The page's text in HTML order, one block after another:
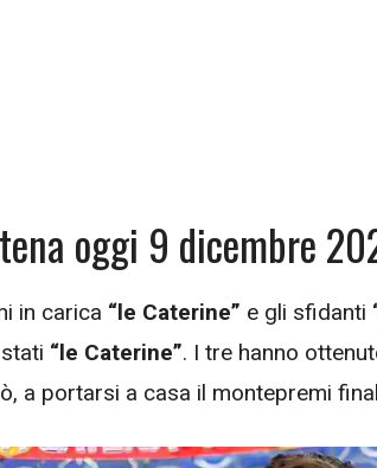
oggi 9 dicembre
in carica “le Caterine” e gli sfidanti
“le Caterine”. I tre hanno
a portarsi a casa il montepremi